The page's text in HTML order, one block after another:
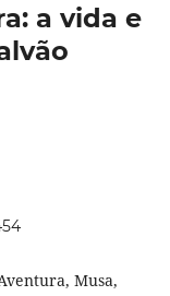
a vida e
Musa,